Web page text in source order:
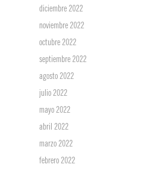
diciembre 2022
noviembre 2022
octubre 2022
septiembre 2022
agosto 2022
julio 2022
mayo 2022
abril 2022
marzo 2022
febrero 2022